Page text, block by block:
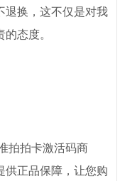
退换，这不仅是对我
态度。
拍拍卡激活码商
供正品保障，让您购